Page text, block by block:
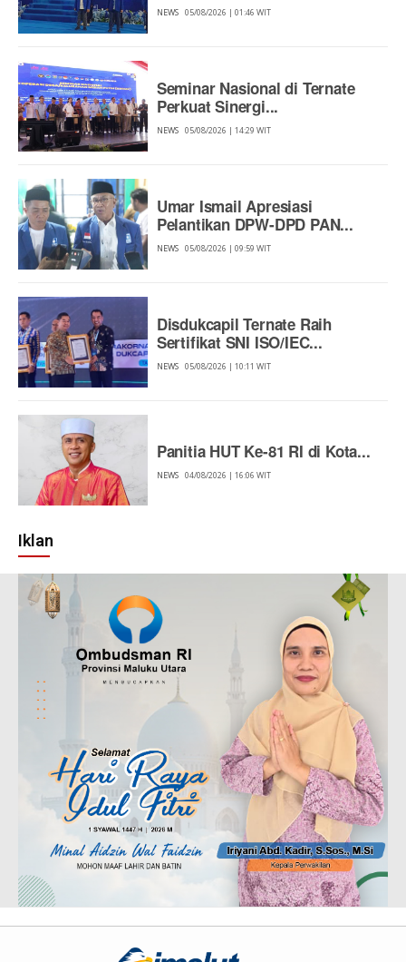
NEWS 05/08/2026 | 01:46 WIT
Seminar Nasional di Ternate
Perkuat Sinergi...
NEWS 05/08/2026 | 14:29 WIT
Umar Ismail Apresiasi
Pelantikan DPW-DPD PAN...
NEWS 05/08/2026 | 09:59 WIT
Disdukcapil Ternate Raih
Sertifikat SNI ISO/IEC...
NEWS 05/08/2026 | 10:11 WIT
Panitia HUT Ke-81 RI di Kota...
NEWS 04/08/2026 | 16:06 WIT
Iklan